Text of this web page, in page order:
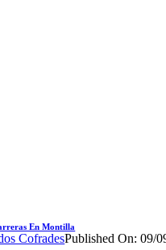
En Montilla
CofradesPublished On: 09/